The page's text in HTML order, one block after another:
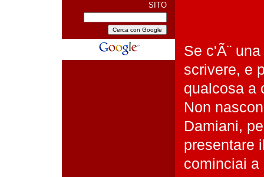
SITO
Se c'Ã¨
scrivere, e
qualcosa a
Non
Damiani,
presentare
cominciai a